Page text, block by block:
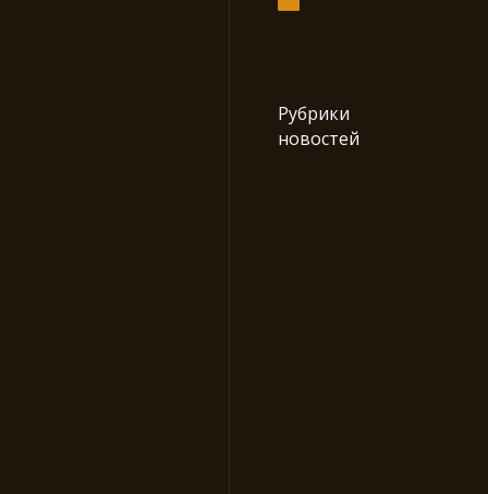
Рубрики
новостей